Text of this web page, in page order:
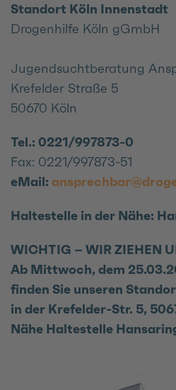
Standort Köln Innenstadt
Drogenhilfe Köln gGmbH
Jugendsuchtberatung
Krefelder Straße 5
50670 Köln
Tel.: 0221/997873-0
Fax: 0221/997873-51
eMail:
Haltestelle in der Nähe:
WICHTIG – WIR ZIEHEN
Ab Mittwoch, dem
finden Sie unseren
in der Krefelder-Str. 5,
Nähe Haltestelle